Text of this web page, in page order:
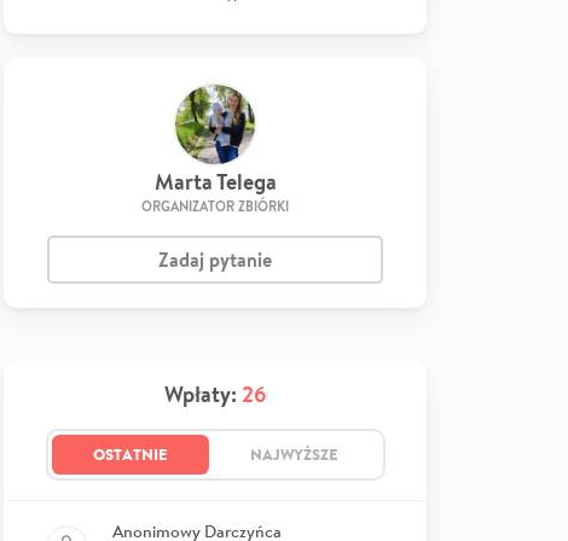
Marta Telega
ORGANIZATOR ZBIÓRKI
Zadaj pytanie
Wpłaty: 26
OSTATNIE NAJWYŻSZE
Anonimowy Darczyńca